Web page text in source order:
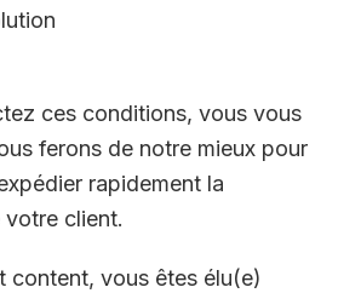
ces conditions, vous vous
ferons de notre mieux pour
rapidement la
client.
content, vous êtes élu(e)